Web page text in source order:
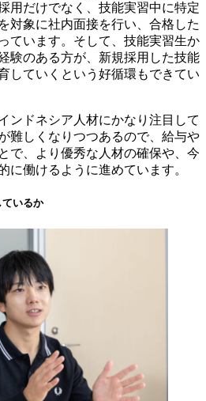
用だけでなく、技能実習中に特定
対象に社内面接を行い、合格した
ています。そして、技能実習生か
験のある方が、新規採用した技能
していくという好循環もできてい
ンドネシア人材にかなり注目して
難しくなりつつあるので、給与や
で、より優秀な人材の確保や、今
に働けるように進めています。
いるか